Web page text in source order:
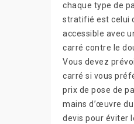
chaque type de
stratifié est celui
accessible avec
carré contre le
Vous devez
carré si vous
prix de pose de
mains d’œuvre
devis pour éviter